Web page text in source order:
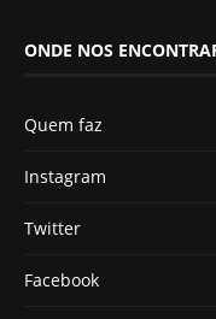
ONDE NOS
Quem faz
Instagram
Twitter
Facebook